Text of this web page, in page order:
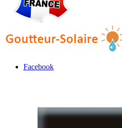
Facebook